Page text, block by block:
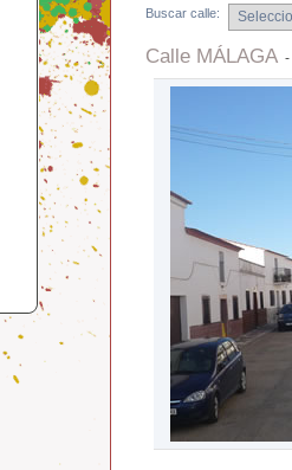
Buscar calle:
Calle MÁLAGA -